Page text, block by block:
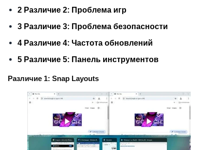
2 Различие 2: Проблема игр
3 Различие 3: Проблема безопасности
4 Различие 4: Частота обновлений
5 Различие 5: Панель инструментов
Различие 1: Snap Layouts